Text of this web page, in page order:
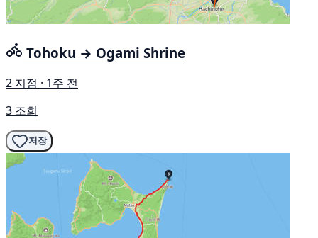
Tohoku → Ogami Shrine
2 지점 · 1주 전
3 조회
저장